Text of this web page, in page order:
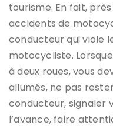
tourisme. En fait,
accidents de
conducteur qui viole
motocycliste.
à deux roues, vous
allumés, ne pas
conducteur, signaler
l’avance, faire